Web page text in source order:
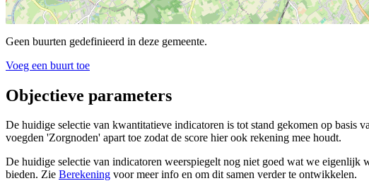
Geen buurten gedefinieerd in deze gemeente.
Voeg een buurt toe
Objectieve parameters
De huidige selectie van kwantitatieve indicatoren is tot stand gekomen op
voegden 'Zorgnoden' apart toe zodat de score hier ook rekening mee houdt.
De huidige selectie van indicatoren weerspiegelt nog niet goed wat we eigenlijk
bieden. Zie Berekening voor meer info en om dit samen verder te ontwikkelen.